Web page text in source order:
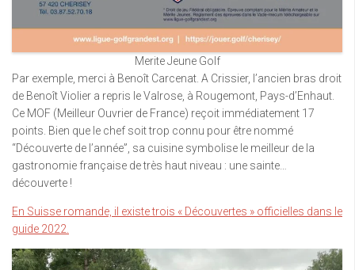
Merite Jeune Golf
Par exemple, merci à Benoît Carcenat. A Crissier, l’ancien bras droit
de Benoît Violier a repris le Valrose, à Rougemont, Pays-d’Enhaut.
Ce MOF (Meilleur Ouvrier de France) reçoit immédiatement 17
points. Bien que le chef soit trop connu pour être nommé
“Découverte de l’année”, sa cuisine symbolise le meilleur de la
gastronomie française de très haut niveau : une sainte…
découverte !
En Suisse romande, il existe trois « Découvertes » officielles dans le
guide 2022.